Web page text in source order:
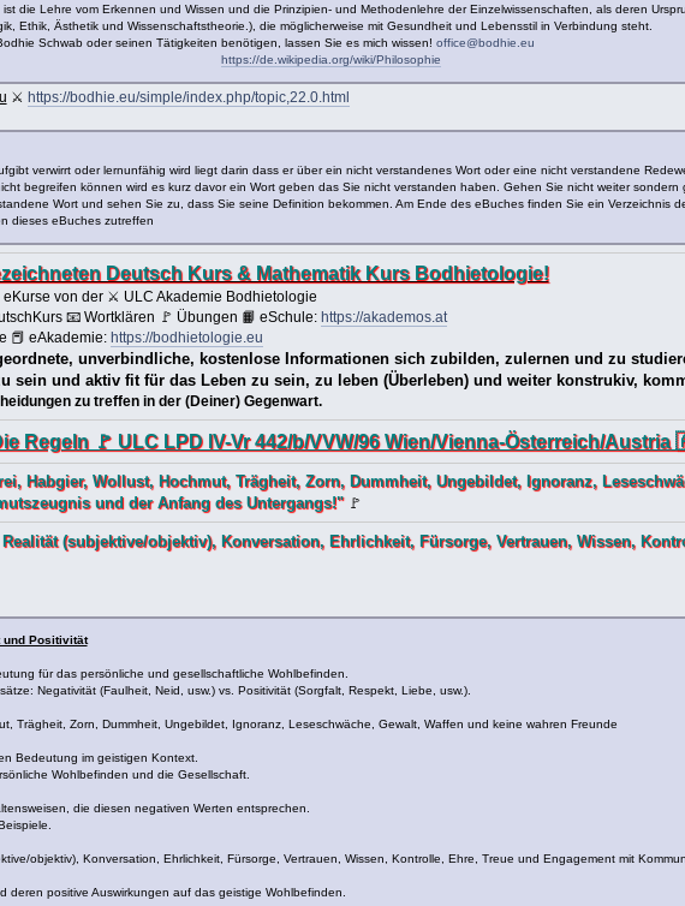
die Lehre vom Erkennen und Wissen und die Prinzipien- und Methodenlehre der Einzelwissenschaften, als deren
Ethik, Ästhetik und Wissenschaftstheorie.), die möglicherweise mit Gesundheit und Lebensstil in Verbindung steht.
Schwab oder seinen Tätigkeiten benötigen, lassen Sie es mich wissen! office@bodhie.eu
https://de.wikipedia.org/wiki/Philosophie
⚔ https://bodhie.eu/simple/index.php/topic,22.0.html
verwirrt oder lernunfähig wird liegt darin dass er über ein nicht verstandenes Wort oder eine nicht verstandene
begreifen können wird es kurz davor ein Wort geben das Sie nicht verstanden haben. Gehen Sie nicht weiter
Wort und sehen Sie zu, dass Sie seine Definition bekommen. Am Ende des eBuches finden Sie ein Verzeichnis
dieses eBuches zutreffen
Deutsch Kurs & Mathematik Kurs Bodhietologie!
von der ⚔ ULC Akademie Bodhietologie
📧 Wortklären 🚩 Übungen 📙 eSchule: https://akademos.at
📕 eAkademie: https://bodhietologie.eu
unverbindliche, kostenlose Informationen sich zubilden, zulernen und zu
sein und aktiv fit für das Leben zu sein, zu leben (Überleben) und weiter konstrukiv,
zu treffen in der (Deiner) Gegenwart.
Regeln 🚩 ULC LPD IV-Vr 442/b/VVW/96 Wien/Vienna-Österreich/
Habgier, Wollust, Hochmut, Trägheit, Zorn, Dummheit, Ungebildet, Ignoranz,
und der Anfang des Untergangs!"🚩
(subjektive/objektiv), Konversation, Ehrlichkeit, Fürsorge, Vertrauen, Wissen,
und Positivität
für das persönliche und gesellschaftliche Wohlbefinden.
Negativität (Faulheit, Neid, usw.) vs. Positivität (Sorgfalt, Respekt, Liebe, usw.).
Trägheit, Zorn, Dummheit, Ungebildet, Ignoranz, Leseschwäche, Gewalt, Waffen und keine wahren Freunde
Bedeutung im geistigen Kontext.
Wohlbefinden und die Gesellschaft.
die diesen negativen Werten entsprechen.
objektiv), Konversation, Ehrlichkeit, Fürsorge, Vertrauen, Wissen, Kontrolle, Ehre, Treue und Engagement mit
positive Auswirkungen auf das geistige Wohlbefinden.